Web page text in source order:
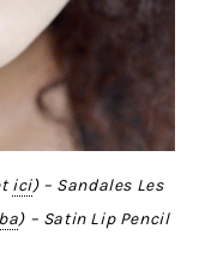
ici) – Sandales Les
) – Satin Lip Pencil